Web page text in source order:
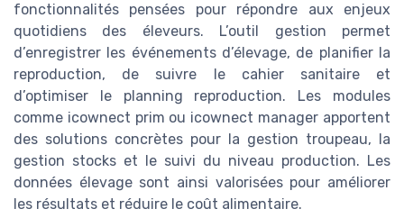
fonctionnalités pensées pour répondre aux enjeux
quotidiens des éleveurs. L’outil gestion permet
d’enregistrer les événements d’élevage, de planifier la
reproduction, de suivre le cahier sanitaire et
d’optimiser le planning reproduction. Les modules
comme icownect prim ou icownect manager apportent
des solutions concrètes pour la gestion troupeau, la
gestion stocks et le suivi du niveau production. Les
données élevage sont ainsi valorisées pour améliorer
les résultats et réduire le coût alimentaire.